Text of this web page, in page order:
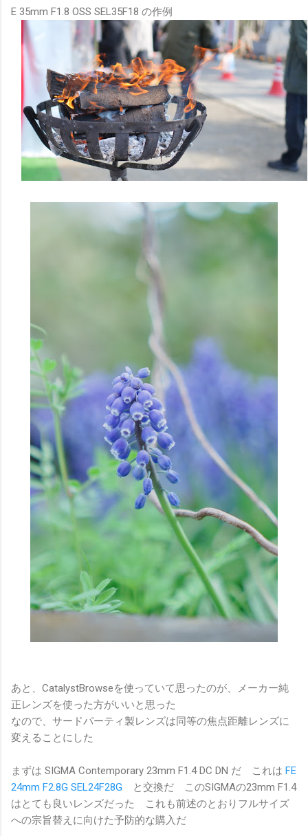
E 35mm F1.8 OSS SEL35F18 の作例
あと、CatalystBrowseを使っていて思ったのが、メーカー純
正レンズを使った方がいいと思った
なので、サードパーティ製レンズは同等の焦点距離レンズに
変えることにした
まずは SIGMA Contemporary 23mm F1.4 DC DN だ これは FE
24mm F2.8G SEL24F28G と交換だ このSIGMAの23mm F1.4
はとても良いレンズだった これも前述のとおりフルサイズ
への宗旨替えに向けた予防的な購入だ